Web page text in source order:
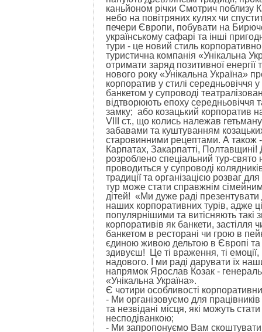
каньйоном річки Смотрич поблизу
небо на повітряних кулях чи
печери Європи, побувати на
українському сафарі та інші
тури - це новий стиль
туристична компанія «Унікальна
отримати заряд позитивної
нового року «Унікальна Україна»
корпоратив у стилі середньовіччя
банкетом у супроводі
відтворюють епоху
замку; або козацький корпоратив
VIII ст., що колись належав
забавами та куштуванням
старовинними рецептами. А також
Карпатах, Закарпатті,
розроблено спеціальний тур-
проводиться у супроводі
традиції та організацією розваг
тур може стати справжнім
дітей! «Ми дуже раді
наших корпоративних турів, адже
популярнішими та витісняють такі
корпоративів як банкети,
банкетом в ресторані чи грою в
єдиною живою дельтою в Європі та
здивуєш! Це ті враження, ті
надового. І ми раді дарувати їх
напрямок Ярослав Козак -
«Унікальна Україна».
Є чотири особливості
- Ми організовуємо для
та незвідані місця, які можуть
несподіванкою;
- Ми запропонуємо Вам